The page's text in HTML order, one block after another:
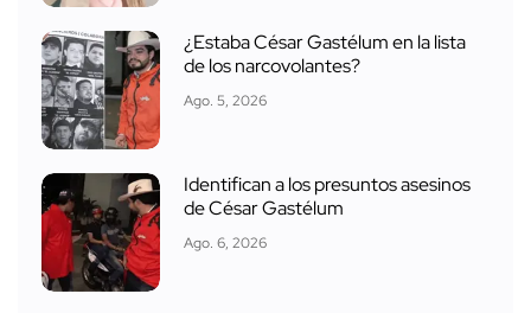
¿Estaba César Gastélum en la lista
de los narcovolantes?
Ago. 5, 2026
Identifican a los presuntos asesinos
de César Gastélum
Ago. 6, 2026